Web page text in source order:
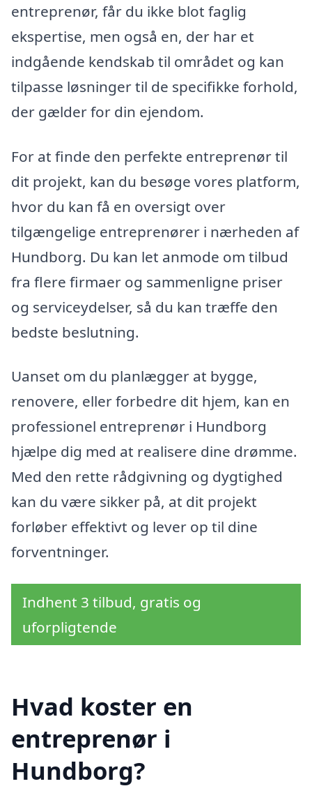
entreprenør, får du ikke blot faglig
ekspertise, men også en, der har et
indgående kendskab til området og kan
tilpasse løsninger til de specifikke forhold,
der gælder for din ejendom.
For at finde den perfekte entreprenør til
dit projekt, kan du besøge vores platform,
hvor du kan få en oversigt over
tilgængelige entreprenører i nærheden af
Hundborg. Du kan let anmode om tilbud
fra flere firmaer og sammenligne priser
og serviceydelser, så du kan træffe den
bedste beslutning.
Uanset om du planlægger at bygge,
renovere, eller forbedre dit hjem, kan en
professionel entreprenør i Hundborg
hjælpe dig med at realisere dine drømme.
Med den rette rådgivning og dygtighed
kan du være sikker på, at dit projekt
forløber effektivt og lever op til dine
forventninger.
Indhent 3 tilbud, gratis og
uforpligtende
Hvad koster en
entreprenør i
Hundborg?